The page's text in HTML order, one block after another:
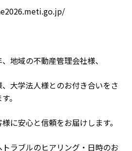
地域の不動産管理会社様、
大学法人様とのお付き合いをさ
。
に安心と信頼をお届けします。
ラブルのヒアリング・日時のお